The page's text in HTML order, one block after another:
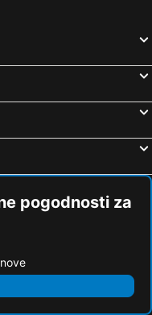
pogodnosti za